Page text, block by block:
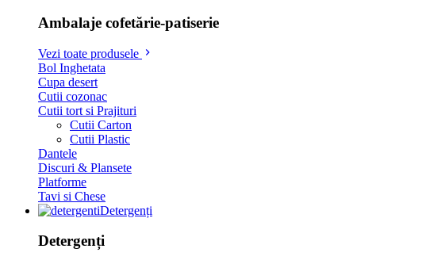
Ambalaje cofetărie-patiserie
Vezi toate produsele
Bol Inghetata
Cupa desert
Cutii cozonac
Cutii tort si Prajituri
Cutii Carton
Cutii Plastic
Dantele
Discuri & Plansete
Platforme
Tavi si Chese
Detergenți
Detergenți